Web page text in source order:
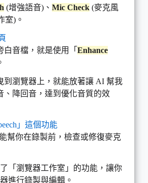
(增強語音)、 Mic Check (麥克風
室)。
白音檔，就是使用「 Enhance
到瀏覽器上，就能放著讓 AI 幫我
、降回音，達到優化音質的效
幫你在錄製前，檢查或修復麥克
「瀏覽器工作室」的功能，讓你
進行錄製與編輯。